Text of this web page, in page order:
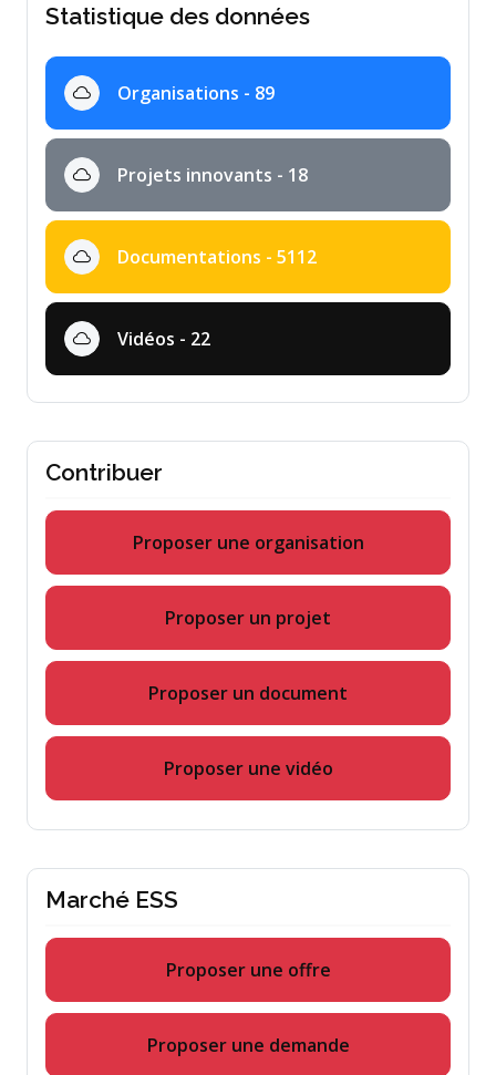
Statistique des données
Organisations - 89
Projets innovants - 18
Documentations - 5112
Vidéos - 22
Contribuer
Proposer une organisation
Proposer un projet
Proposer un document
Proposer une vidéo
Marché ESS
Proposer une offre
Proposer une demande